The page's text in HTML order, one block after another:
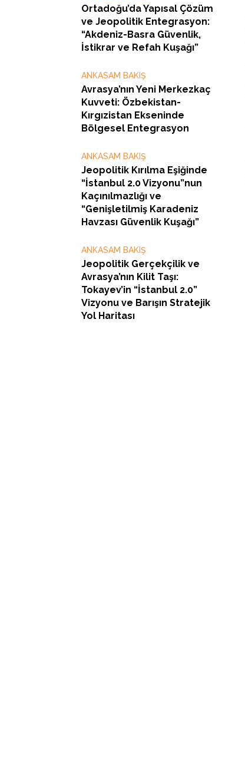
Ortadoğu’da Yapısal Çözüm
ve Jeopolitik Entegrasyon:
“Akdeniz-Basra Güvenlik,
İstikrar ve Refah Kuşağı”
ANKASAM BAKIŞ
Avrasya’nın Yeni Merkezkaç
Kuvveti: Özbekistan-
Kırgızistan Ekseninde
Bölgesel Entegrasyon
ANKASAM BAKIŞ
Jeopolitik Kırılma Eşiğinde
“İstanbul 2.0 Vizyonu”nun
Kaçınılmazlığı ve
“Genişletilmiş Karadeniz
Havzası Güvenlik Kuşağı”
ANKASAM BAKIŞ
Jeopolitik Gerçekçilik ve
Avrasya’nın Kilit Taşı:
Tokayev’in “İstanbul 2.0”
Vizyonu ve Barışın Stratejik
Yol Haritası